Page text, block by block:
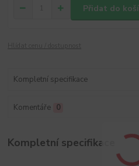
Přidat do
Kompletní specifikace
Komentáře 0
Kompletní specifikace